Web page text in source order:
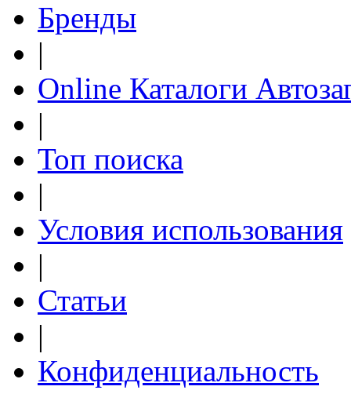
Бренды
|
Online Каталоги
|
Топ поиска
|
Условия использования
|
Статьи
|
Конфиденциальность